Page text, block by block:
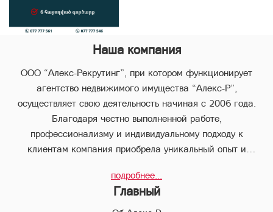
Наша компания
ООО “Алекс-Рекрутинг”, при котором функционирует
агентство недвижимого имущества “Алекс-Р”,
осуществляет свою деятельность начиная с 2006 года.
Благодаря честно выполненной работе,
профессионализму и индивидуальному подходу к
клиентам компания приобрела уникальный опыт и
В компании “Алекс-Р” предоставляется целый пакет
услуг, что позволяет клиенту с наименьшими потерями во
подробнее...
Главный